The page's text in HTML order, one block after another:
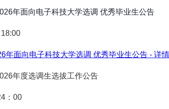
年面向电子科技大学选调 优秀毕业生公告
年面向电子科技大学选调 优秀毕业生公告 - 详
年度选调生选拔工作公告
：00